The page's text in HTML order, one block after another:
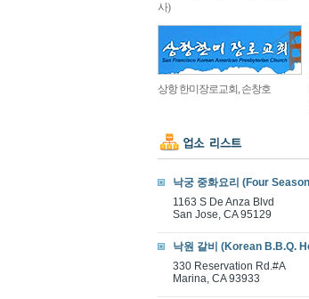
사)
상항 한미장로교회, 손창호
낙궁 중화요리 (Four
1163 S De Anza Blvd
San Jose, CA 95129
낙원 갈비 (Korean B.B.Q.
330 Reservation Rd.#A
Marina, CA 93933